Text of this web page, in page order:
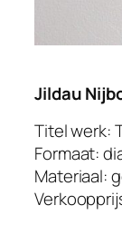
Jildau
Titel werk:
Formaat:
Materiaal: